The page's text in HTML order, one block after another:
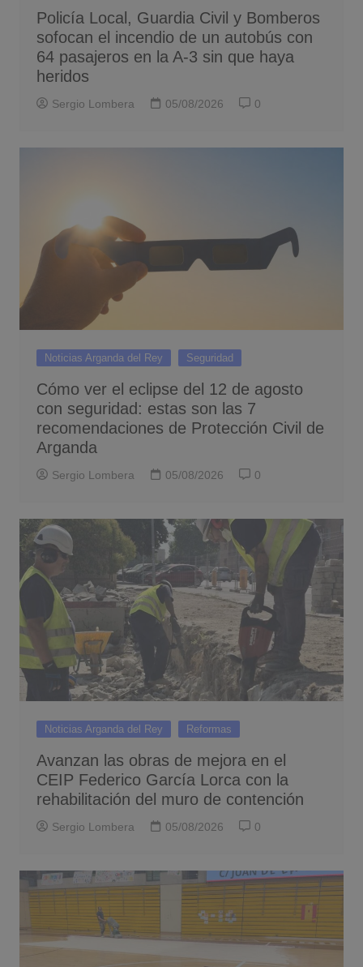
Policía Local, Guardia Civil y Bomberos
sofocan el incendio de un autobús con
64 pasajeros en la A-3 sin que haya
heridos
Sergio Lombera 05/08/2026 0
Noticias Arganda del Rey Seguridad
Cómo ver el eclipse del 12 de agosto
con seguridad: estas son las 7
recomendaciones de Protección Civil de
Arganda
Sergio Lombera 05/08/2026 0
Noticias Arganda del Rey Reformas
Avanzan las obras de mejora en el
CEIP Federico García Lorca con la
rehabilitación del muro de contención
Sergio Lombera 05/08/2026 0